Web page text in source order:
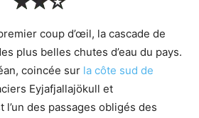
coup d’œil, la cascade de
plus belles chutes d’eau du pays.
coincée sur la côte sud de
Eyjafjallajökull et
des passages obligés des